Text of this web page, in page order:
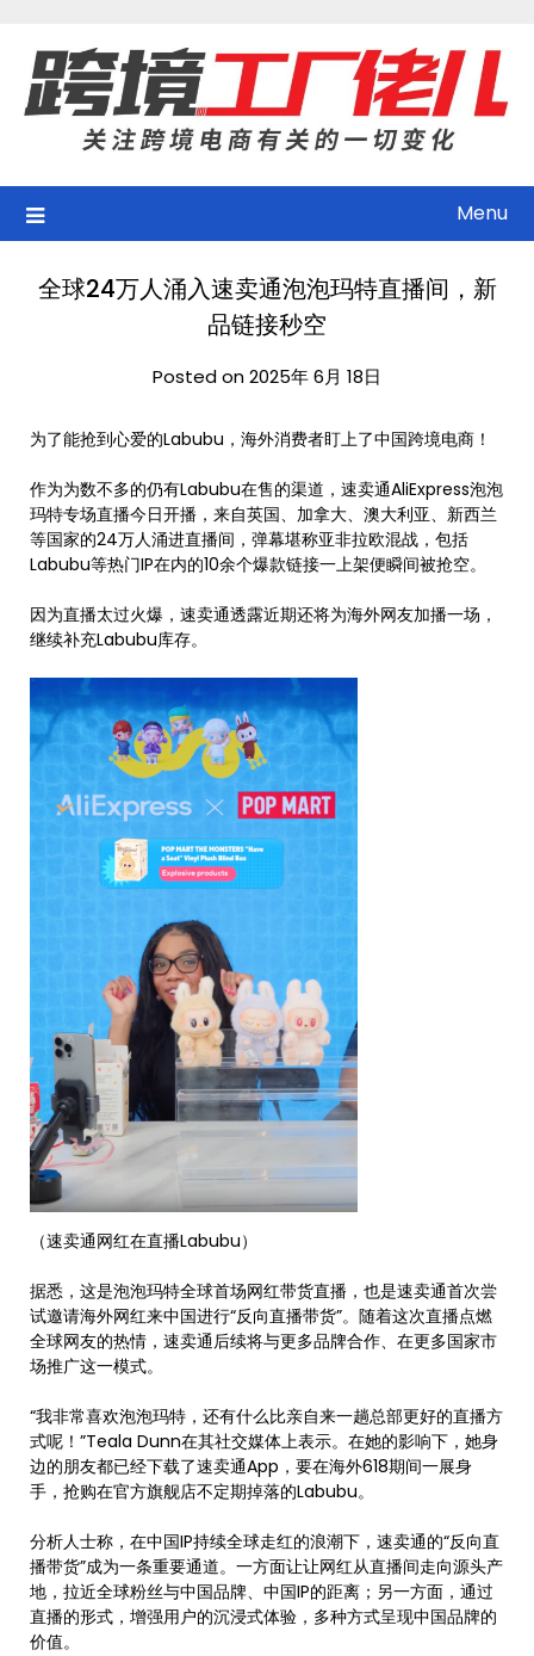
content
Menu
全球24万人涌入速卖通泡泡玛特直播间，新
品链接秒空
Posted on 2025年 6月 18日
为了能抢到心爱的Labubu，海外消费者盯上了中国跨境电商！
作为为数不多的仍有Labubu在售的渠道，速卖通AliExpress泡泡
玛特专场直播今日开播，来自英国、加拿大、澳大利亚、新西兰
等国家的24万人涌进直播间，弹幕堪称亚非拉欧混战，包括
Labubu等热门IP在内的10余个爆款链接一上架便瞬间被抢空。
因为直播太过火爆，速卖通透露近期还将为海外网友加播一场，
继续补充Labubu库存。
（速卖通网红在直播Labubu）
据悉，这是泡泡玛特全球首场网红带货直播，也是速卖通首次尝
试邀请海外网红来中国进行“反向直播带货”。随着这次直播点燃
全球网友的热情，速卖通后续将与更多品牌合作、在更多国家市
场推广这一模式。
“我非常喜欢泡泡玛特，还有什么比亲自来一趟总部更好的直播方
式呢！”Teala Dunn在其社交媒体上表示。在她的影响下，她身
边的朋友都已经下载了速卖通App，要在海外618期间一展身
手，抢购在官方旗舰店不定期掉落的Labubu。
分析人士称，在中国IP持续全球走红的浪潮下，速卖通的“反向直
播带货”成为一条重要通道。一方面让让网红从直播间走向源头产
地，拉近全球粉丝与中国品牌、中国IP的距离；另一方面，通过
直播的形式，增强用户的沉浸式体验，多种方式呈现中国品牌的
价值。